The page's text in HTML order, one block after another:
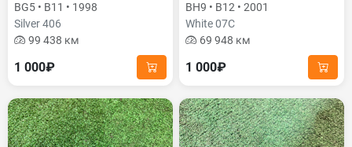
BG5 • B11 • 1998
Silver 406
99 438 км
1 000₽
BH9 • B12 • 2001
White 07C
69 948 км
1 000₽